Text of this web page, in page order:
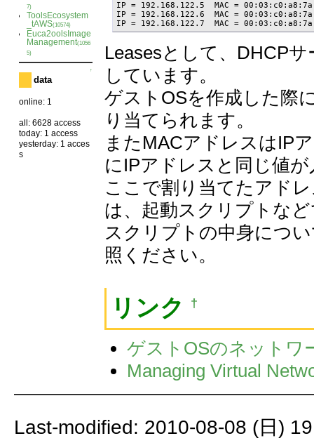
7)
ToolsEcosystem
_tAWS(10574)
Euca2oolsImage
Management(1056
5)
↑
data
online: 1
all: 6628 access
today: 1 access
yesterday: 1 acces
s
IP = 192.168.122.5  MAC =
IP = 192.168.122.6  MAC =
IP = 192.168.122.7  MAC =
Leasesとして、DHCP
しています。
ゲストOSを作成した際
り当てられます。
またMACアドレスはIP
にIPアドレスと同じ値
ここで割り当てたアド
は、起動スクリプトな
スクリプトの中身につ
照ください。
リンク †
ゲストOSのネットワ
Managing Virtual
Last-modified: 2010-08-08 (日)